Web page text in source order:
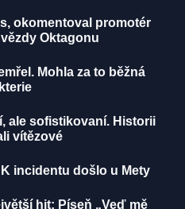
okomentoval promotér
Oktagonu
Mohla za to běžná
ale sofistikovaní. Historii
vítězové
incidentu došlo u Mety
hit: Píseň „Veď mě